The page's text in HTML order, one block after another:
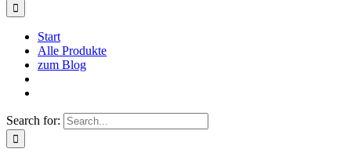
Start
Alle Produkte
zum Blog
Search for: